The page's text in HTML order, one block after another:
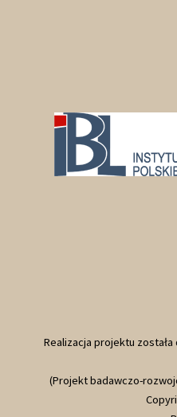
Realizacja projektu
(Projekt badawczo-